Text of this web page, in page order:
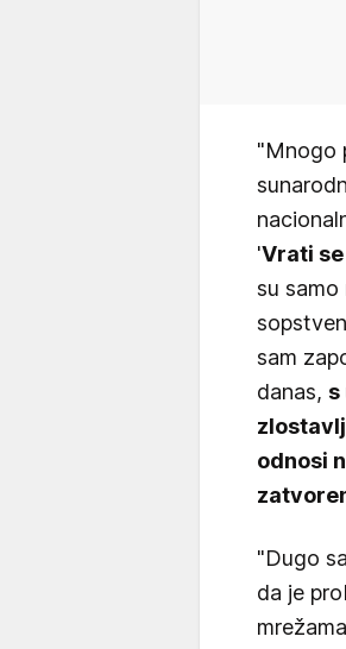
"Mnogo
'Vrati
su
sam
danas, s
odnosi
"Dugo
da je